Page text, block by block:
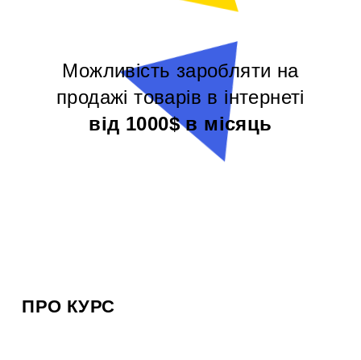
Можливість заробляти на
продажі товарів в інтернеті
від 1000$ в місяць
ПРО КУРС